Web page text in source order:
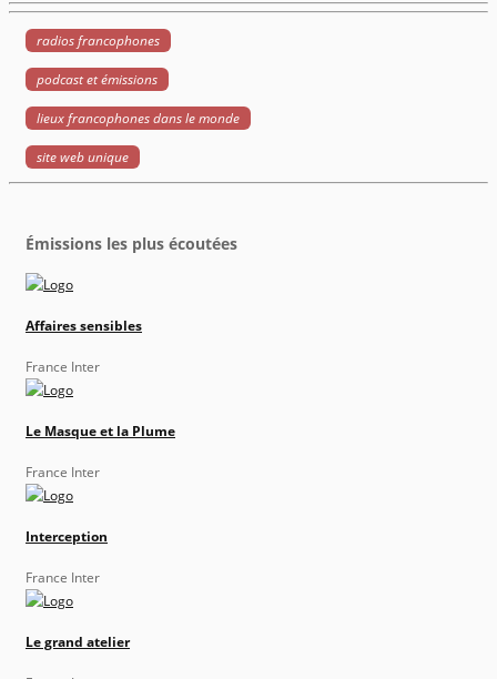
radios francophones
podcast et émissions
lieux francophones dans le monde
site web unique
Émissions les plus écoutées
Affaires sensibles
France Inter
Le Masque et la Plume
France Inter
Interception
France Inter
Le grand atelier